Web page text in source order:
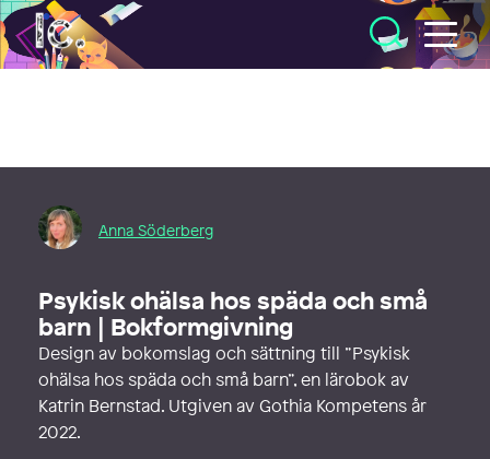
Illustratörcentrum
Anna Söderberg
Psykisk ohälsa hos späda och små
barn | Bokformgivning
Design av bokomslag och sättning till ”Psykisk
ohälsa hos späda och små barn”, en lärobok av
Katrin Bernstad. Utgiven av Gothia Kompetens år
2022.